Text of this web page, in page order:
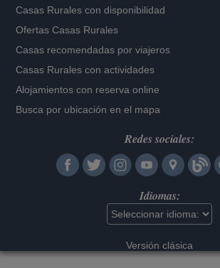
Casas Rurales con disponibilidad
Ofertas Casas Rurales
Casas recomendadas por viajeros
Casas Rurales con actividades
Alojamientos con reserva online
Busca por ubicación en el mapa
Redes sociales:
Idiomas:
Versión clásica